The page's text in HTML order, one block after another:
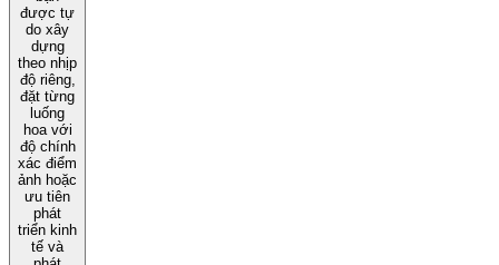
được tự
do xây
dựng
theo nhịp
độ riêng,
đặt từng
luống
hoa với
độ chính
xác điểm
ảnh hoặc
ưu tiên
phát
triển kinh
tế và